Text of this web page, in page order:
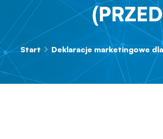
Start Deklaracje marketingowe